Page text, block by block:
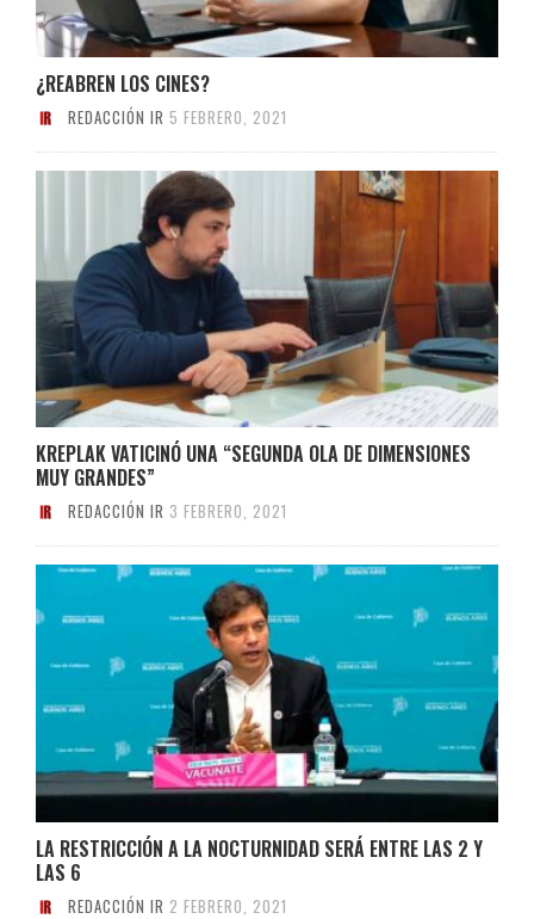
¿REABREN LOS CINES?
REDACCIÓN IR 5 FEBRERO, 2021
KREPLAK VATICINÓ UNA “SEGUNDA OLA DE DIMENSIONES
MUY GRANDES”
REDACCIÓN IR 3 FEBRERO, 2021
LA RESTRICCIÓN A LA NOCTURNIDAD SERÁ ENTRE LAS 2 Y
LAS 6
REDACCIÓN IR 2 FEBRERO, 2021